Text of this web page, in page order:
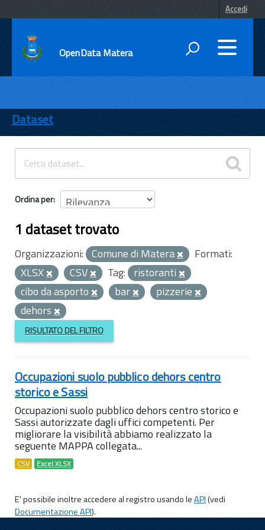
Accedi
OpenData Matera
ENTI
TEMI
INFORMAZIONI
Dataset
Ordina per
1 dataset trovato
Organizzazioni: Comune di Matera
Formati:
XLSX
CSV Tag: ristoranti
cibo da asporto
bar
pizzerie
dehors
RISULTATO DEL FILTRO
Occupazioni suolo pubblico dehors centro
storico e Sassi
Occupazioni suolo pubblico dehors centro storico e
Sassi autorizzate dagli uffici competenti. Per
migliorare la visibilità abbiamo realizzato la
seguente MAPPA collegata...
CSV Excel XLSX
E' possibile inoltre accedere al registro usando leAPI(vedi
Documentazione API).